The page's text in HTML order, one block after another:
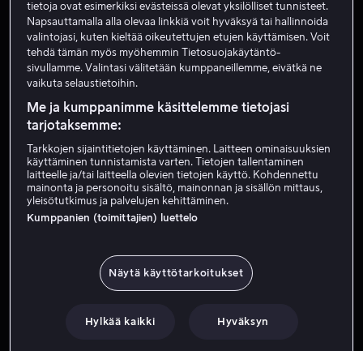
Osta 10,99 €
Alk. 4,99 €
Alk. 3,99 €
tietoja ovat esimerkiksi evästeissä olevat yksilölliset tunnisteet.
Napsauttamalla alla olevaa linkkiä voit hyväksyä tai hallinnoida
valintojasi, kuten kieltää oikeutettujen etujen käyttämisen. Voit
tehdä tämän myös myöhemmin Tietosuojakäytäntö-
sivullamme. Valintasi välitetään kumppaneillemme, eivätkä ne
vaikuta selaustietoihin.
Me ja kumppanimme käsittelemme tietojasi
tarjotaksemme:
Tarkkojen sijaintitietojen käyttäminen. Laitteen ominaisuuksien
käyttäminen tunnistamista varten. Tietojen tallentaminen
laitteelle ja/tai laitteella olevien tietojen käyttö. Kohdennettu
mainonta ja personoitu sisältö, mainonnan ja sisällön mittaus,
yleisötutkimus ja palvelujen kehittäminen.
Kumppanien (toimittajien) luettelo
Näytä käyttötarkoitukset
Hylkää kaikki Hyväksyn